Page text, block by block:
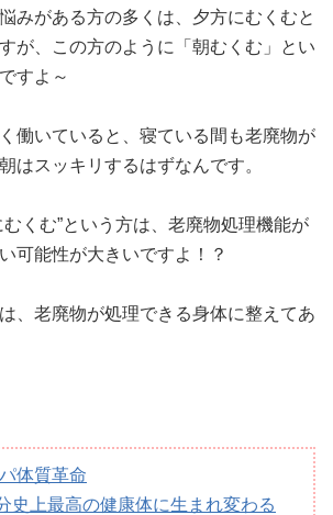
みがある方の多くは、夕方にむくむと
が、この方のように「朝むくむ」とい
すよ～
働いていると、寝ている間も老廃物が
はスッキリするはずなんです。
むくむ”という方は、老廃物処理機能が
可能性が大きいですよ！？
、老廃物が処理できる身体に整えてあ
体質革命
史上最高の健康体に生まれ変わる